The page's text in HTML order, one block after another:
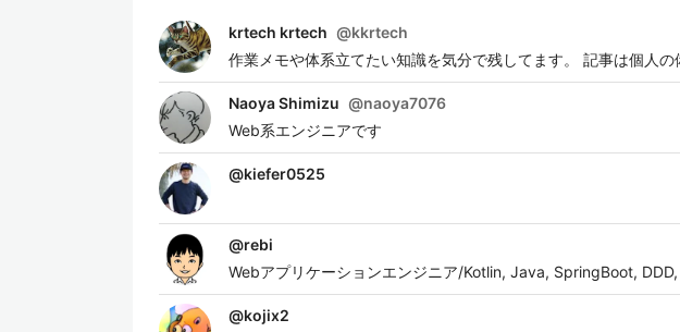
krtech krtech @kkrtech
作業メモや体系立てたい知識を気分で残してます。 記事は個人の
Naoya Shimizu @naoya7076
Web系エンジニアです
@kiefer0525
@rebi
Webアプリケーションエンジニア/Kotlin, Java, SpringBoot, DDD,
@kojix2